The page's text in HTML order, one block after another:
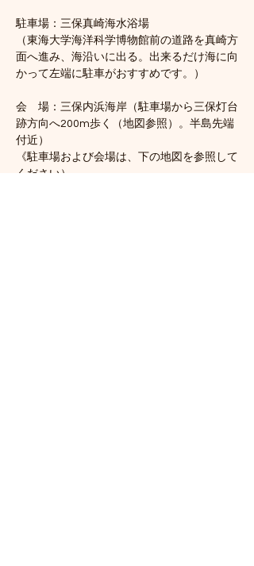
駐車場：三保真崎海水浴場
（東海大学海洋科学博物館前の道路を真崎方
面へ進み、海沿いに出る。出来るだけ海に向
かって左端に駐車がおすすめです。）
会　場：三保内浜海岸（駐車場から三保灯台
跡方向へ200m歩く（地図参照）。半島先端
付近）
《駐車場および会場は、下の地図を参照して
ください）